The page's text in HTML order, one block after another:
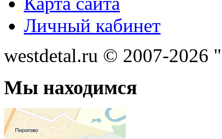
Личный кабинет
westdetal.ru © 2007-2026
Мы находимся